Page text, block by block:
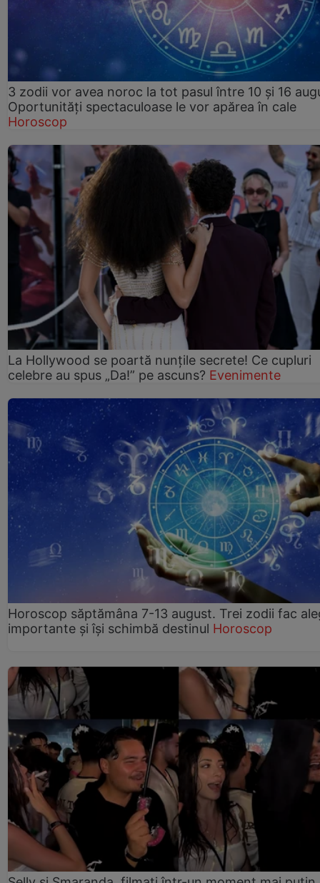
3 zodii vor avea noroc la tot pasul între 10 și 16
Oportunități spectaculoase le vor apărea în cale
Horoscop
La Hollywood se poartă nunțile secrete! Ce cupluri
celebre au spus „Da!” pe ascuns? Evenimente
Horoscop săptămâna 7-13 august. Trei zodii fac
importante și își schimbă destinul Horoscop